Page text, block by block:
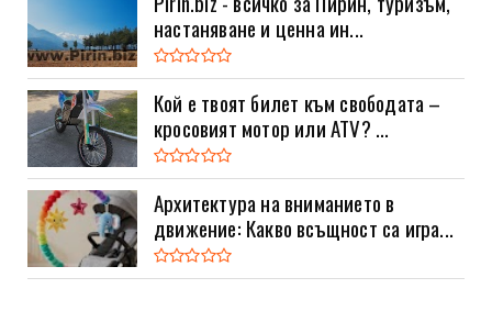
настаняване и ценна ин...
Кой е твоят билет към свободата –
кросовият мотор или ATV? ...
Архитектура на вниманието в
движение: Какво всъщност са игра...